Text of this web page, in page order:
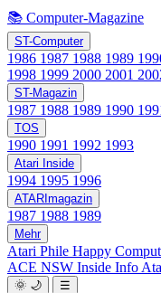
📚 Computer-Magazine
ST-Computer
1986 1987 1988 1989
1998 1999 2000 2001
ST-Magazin
1987 1988 1989 1990
TOS
1990 1991 1992 1993
Atari Inside
1994 1995 1996
ATARImagazin
1987 1988 1989
Mehr
Atari Phile Happy
ACE NSW Inside Info
🌞 🌙
☰